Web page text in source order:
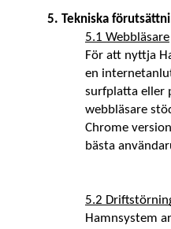
5. Tekniska
5.1 Webbläsare
För att nyttja
en
surfplatta eller
webbläsare
Chrome
bästa
5.2
Hamnsystem